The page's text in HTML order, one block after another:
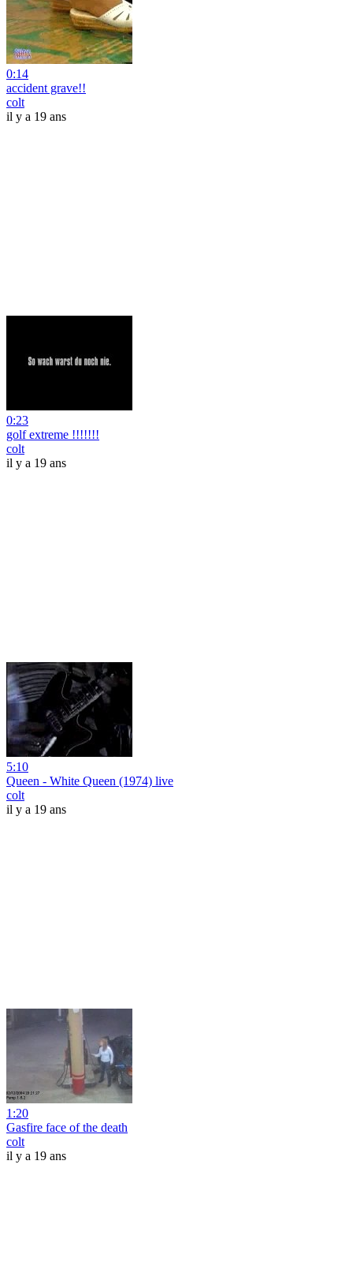
0:14
accident grave!!
colt
il y a 19 ans
0:23
golf extreme !!!!!!!
colt
il y a 19 ans
5:10
Queen - White Queen (1974) live
colt
il y a 19 ans
1:20
Gasfire face of the death
colt
il y a 19 ans